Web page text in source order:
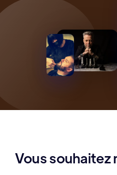
Vous souhaitez